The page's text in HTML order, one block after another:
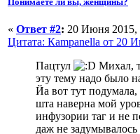
« Ответ #2: 20 Июня 2015,
Цитата: Кampanella от 20
Пацтул
Михал,
эту тему надо было
Йа вот тут
шта наверна мой
инфузории таг и не
даж не